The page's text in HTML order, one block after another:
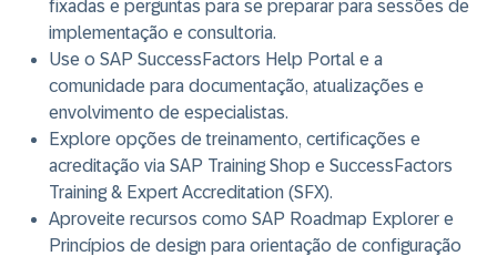
fixadas e perguntas para se preparar para sessões de
implementação e consultoria.
Use o SAP SuccessFactors Help Portal e a
comunidade para documentação, atualizações e
envolvimento de especialistas.
Explore opções de treinamento, certificações e
acreditação via SAP Training Shop e SuccessFactors
Training & Expert Accreditation (SFX).
Aproveite recursos como SAP Roadmap Explorer e
Princípios de design para orientação de configuração